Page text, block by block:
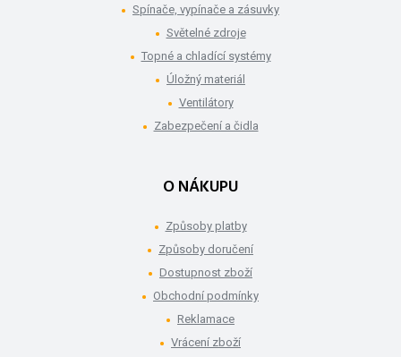
Spínače, vypínače a zásuvky
Světelné zdroje
Topné a chladící systémy
Úložný materiál
Ventilátory
Zabezpečení a čidla
O NÁKUPU
Způsoby platby
Způsoby doručení
Dostupnost zboží
Obchodní podmínky
Reklamace
Vrácení zboží